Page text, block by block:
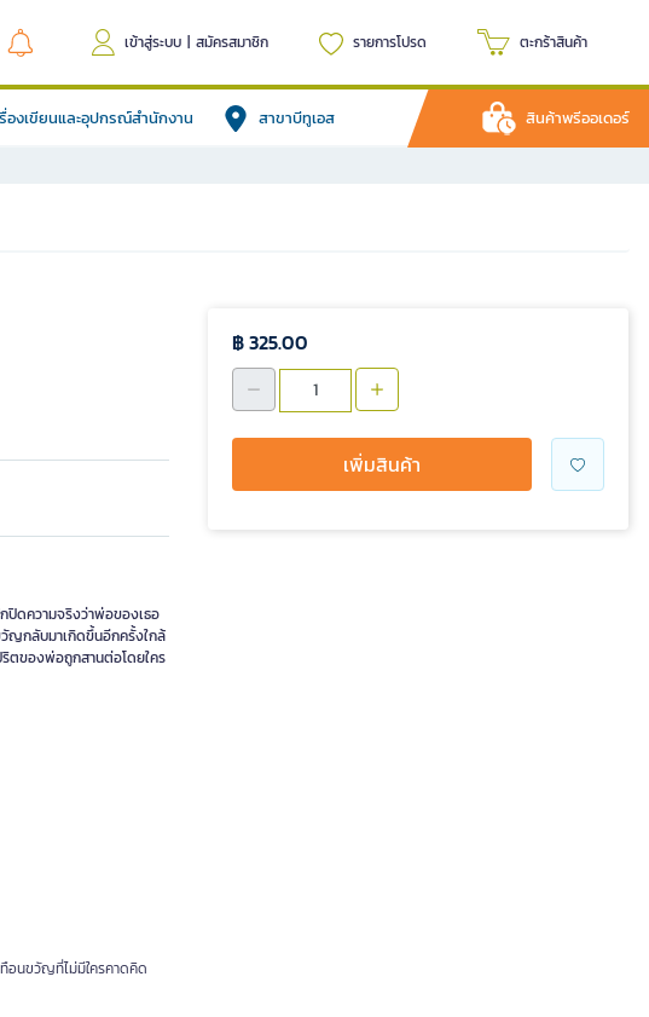
เข้าสู่ระบบ | สมัครสมาชิก รายการโปรด ตะกร้าสินค้า
องเขียนและอุปกรณ์สำนักงาน สาขาบีทูเอส สินค้าพรีออเดอร์
ปิดความจริงว่าพ่อของเธอ
วัญกลับมาเกิดขึ้นอีกครั้งใกล้
ตของพ่อถูกสานต่อโดยใคร
อนขวัญที่ไม่มีใครคาดคิด
฿ 325.00
เพิ่มสินค้า